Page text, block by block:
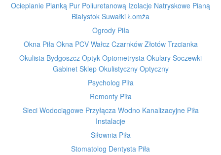
Ocieplanie Pianką Pur Poliuretanową Izolacje Natryskowe Pianą
Białystok Suwałki Łomża
Ogrody Piła
Okna Piła Okna PCV Wałcz Czarnków Złotów Trzcianka
Okulista Bydgoszcz Optyk Optometrysta Okulary Soczewki
Gabinet Sklep Okulistyczny Optyczny
Psycholog Piła
Remonty Piła
Sieci Wodociągowe Przyłącza Wodno Kanalizacyjne Piła
Instalacje
Siłownia Piła
Stomatolog Dentysta Piła